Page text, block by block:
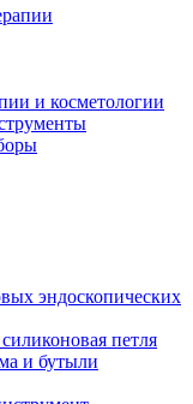
и косметологии
эндоскопических
петля
и бутыли